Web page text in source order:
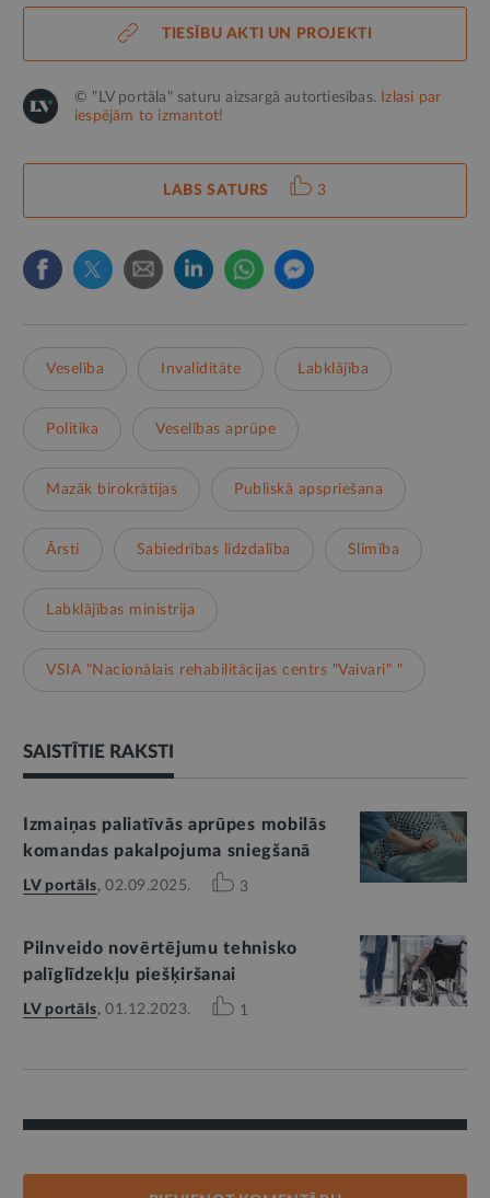
TIESĪBU AKTI UN PROJEKTI
© "LV portāla" saturu aizsargā autortiesības.
Izlasi par
iespējām to izmantot!
LABS SATURS 3
Veselība Invaliditāte Labklājība
Politika Veselības aprūpe
Mazāk birokrātijas Publiskā apspriešana
Ārsti Sabiedrības līdzdalība Slimība
Labklājības ministrija
VSIA "Nacionālais rehabilitācijas centrs "Vaivari" "
SAISTĪTIE RAKSTI
Izmaiņas paliatīvās aprūpes mobilās
komandas pakalpojuma sniegšanā
LV portāls, 02.09.2025. 3
Pilnveido novērtējumu tehnisko
palīglīdzekļu piešķiršanai
LV portāls, 01.12.2023. 1